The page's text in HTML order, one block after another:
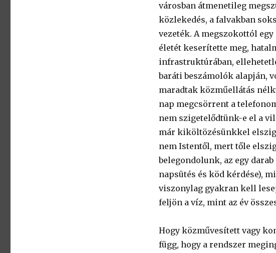
városban átmenetileg
közlekedés, a falvakban
vezeték. A megszokottól
életét keserítette meg,
infrastruktúrában,
baráti beszámolók alapján,
maradtak közműellátás
nap megcsörrent a
nem szigetelődtünk-e el a
már kiköltözésünkkel
nem Istentől, mert tőle
belegondolunk, az egy
napsütés és köd kérdése),
viszonylag gyakran kell
feljön a víz, mint az év
Hogy közművesített vagy
függ, hogy a rendszer